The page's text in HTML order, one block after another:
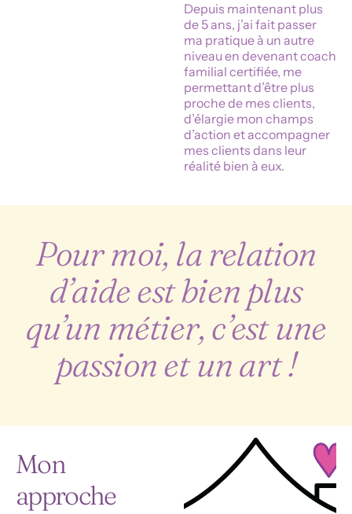
Depuis maintenant plus
de 5 ans, j’ai fait passer
ma pratique à un autre
niveau en devenant coach
familial certifiée, me
permettant d’être plus
proche de mes clients,
d’élargie mon champs
d’action et accompagner
mes clients dans leur
réalité bien à eux.
Pour moi, la relation
d’aide est bien plus
qu’un métier, c’est une
passion et un art !
Mon
approche